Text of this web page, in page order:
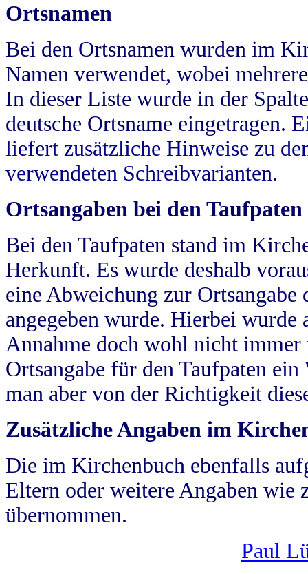
Ortsnamen
Bei den Ortsnamen wurden im
Namen verwendet, wobei
In dieser Liste wurde in der
deutsche Ortsname eingetragen.
liefert zusätzliche Hinweise zu
verwendeten Schreibvarianten.
Ortsangaben bei den Taufpaten
Bei den Taufpaten stand im
Herkunft. Es wurde deshalb
eine Abweichung zur
angegeben wurde. Hierbei wurde
Annahme doch wohl nicht
Ortsangabe für den Taufpaten
man aber von der Richtigkeit
Zusätzliche Angaben im
Die im Kirchenbuch ebenfalls
Eltern oder weitere Angaben wie
übernommen.
Paul